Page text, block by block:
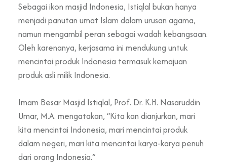
Sebagai ikon masjid Indonesia, Istiqlal bukan hanya
menjadi panutan umat Islam dalam urusan agama,
namun mengambil peran sebagai wadah kebangsaan.
Oleh karenanya, kerjasama ini mendukung untuk
mencintai produk Indonesia termasuk kemajuan
produk asli milik Indonesia.
Imam Besar Masjid Istiqlal, Prof. Dr. K.H. Nasaruddin
Umar, M.A. mengatakan, “Kita kan dianjurkan, mari
kita mencintai Indonesia, mari mencintai produk
dalam negeri, mari kita mencintai karya-karya penuh
dari orang Indonesia.”